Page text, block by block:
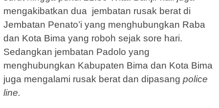
mengakibatkan dua jembatan rusak berat di
Jembatan Penato’i yang menghubungkan Raba
dan Kota Bima yang roboh sejak sore hari.
Sedangkan jembatan Padolo yang
menghubungkan Kabupaten Bima dan Kota Bima
juga mengalami rusak berat dan dipasang police
line.